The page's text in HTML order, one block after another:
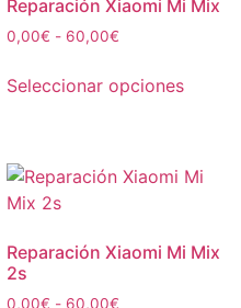
Reparación Xiaomi Mi Mix
0,00€ - 60,00€
Seleccionar opciones
Reparación Xiaomi Mi Mix
2s
0,00€ - 60,00€